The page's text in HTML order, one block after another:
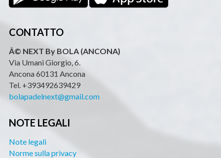
CONTATTO
Â© NEXT By BOLA (ANCONA)
Via Umani Giorgio, 6.
Ancona 60131 Ancona
Tel. +393492639429
bolapadelnext@gmail.com
NOTE LEGALI
Note legali
Norme sulla privacy